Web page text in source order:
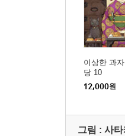
이상한 과
당 10
12,000원
그림 : 사